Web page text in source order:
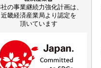
の事業継続力強化計画は、
近畿経済産業局より認定を
頂いています